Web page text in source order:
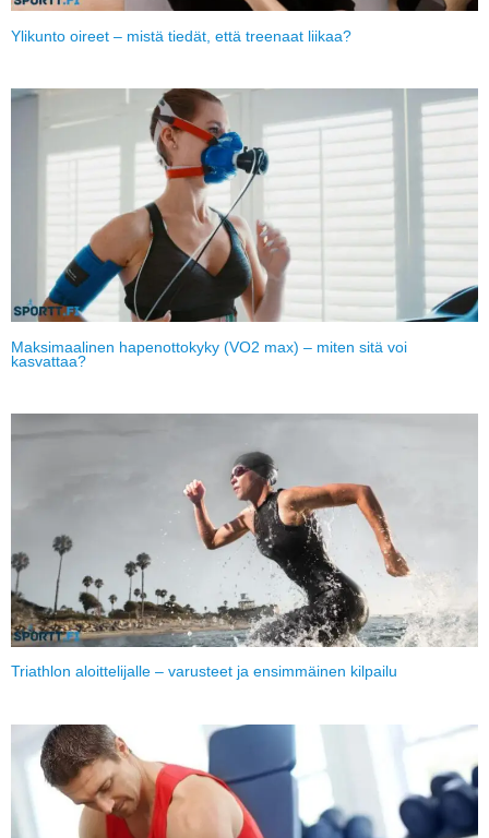
Ylikunto oireet – mistä tiedät, että treenaat liikaa?
Maksimaalinen hapenottokyky (VO2 max) – miten sitä voi
kasvattaa?
Triathlon aloittelijalle – varusteet ja ensimmäinen kilpailu